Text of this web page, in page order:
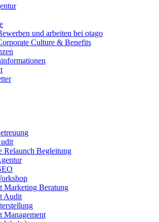
und arbeiten bei otago
Culture & Benefits
Relaunch Begleitung
Marketing Beratung
Audit
Management